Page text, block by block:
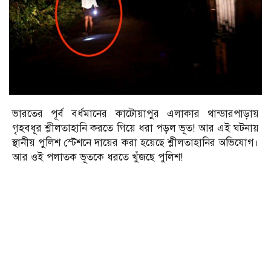
ভারতের পূর্ব বর্ধমানের কাটোয়াপুর এলাকার থান্ডারপাড়ায়
গৃহবধূর শ্লীলতাহানি করতে গিয়ে ধরা পড়ল ভূত! আর এই ঘটনায়
স্থানীয় পুলিশ স্টেশনে দায়ের করা হয়েছে শ্লীলতাহানির অভিযোগ।
আর ওই পলাতক ভূতকে ধরতে খুঁজছে পুলিশ!